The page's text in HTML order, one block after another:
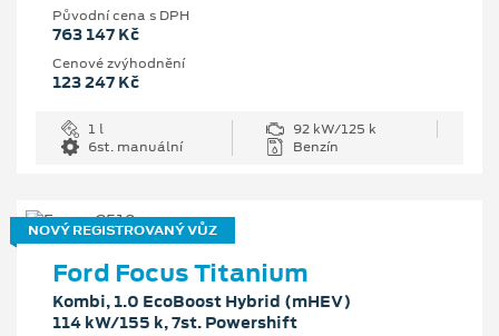
Původní cena s DPH
763 147 Kč
Cenové zvýhodnění
123 247 Kč
1 l
92 kW/125 k
6st. manuální
Benzín
NOVÝ REGISTROVANÝ VŮZ
Ford Focus Titanium
Kombi, 1.0 EcoBoost Hybrid (mHEV)
114 kW/155 k, 7st. Powershift